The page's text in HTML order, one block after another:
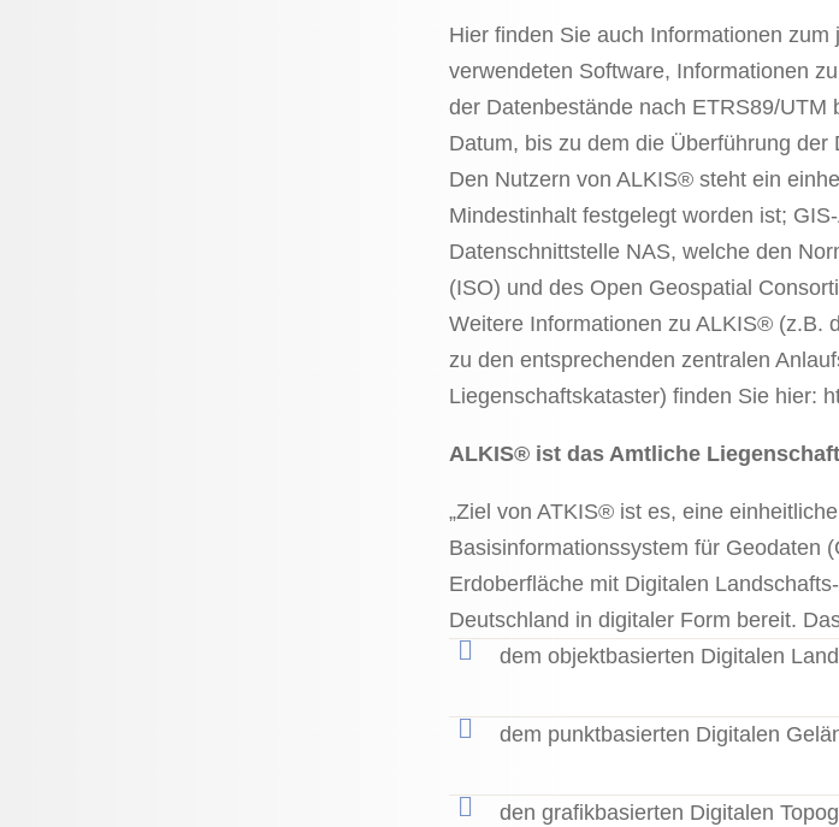
Hier finden Sie auch Informationen
verwendeten Software, Informationen
der Datenbestände nach ETRS89/
Datum, bis zu dem die Überführung
Den Nutzern von ALKIS® steht ein
Mindestinhalt festgelegt worden ist;
Datenschnittstelle NAS, welche den
(ISO) und des Open Geospatial
Weitere Informationen zu ALKIS® (z.B.
zu den entsprechenden zentralen
Liegenschaftskataster) finden Sie hier:
ALKIS® ist das Amtliche
„Ziel von ATKIS® ist es, eine
Basisinformationssystem für Geodaten
Erdoberfläche mit Digitalen
Deutschland in digitaler Form bereit.
dem objektbasierten Digitalen
dem punktbasierten Digitalen
den grafikbasierten Digitalen